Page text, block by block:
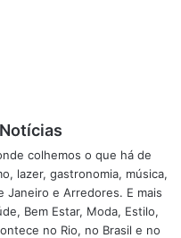
companheiro
e apoiar. Conversar
difíceis é
afirma.
colhemos o que há de
lazer, gastronomia, música,
e Arredores. E mais
Bem Estar, Moda, Estilo,
no Rio, no Brasil e no